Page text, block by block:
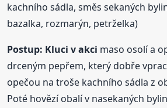
kachního sádla, směs sekaných
bazalka, rozmarýn, petrželka)
Postup: Kluci v akci maso osolí a
drceným pepřem, který dobře
opečou na troše kachního sádla z
Poté hovězí obalí v nasekaných